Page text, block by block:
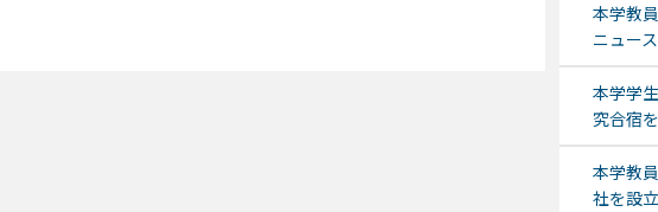
本学教
ニュー
本学学
究合宿
本学教
社を設